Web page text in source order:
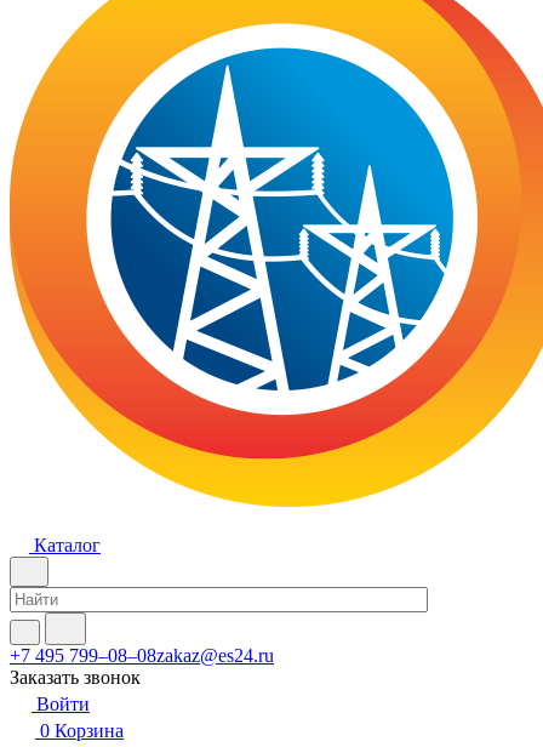
Каталог
+7 495 799–08–08zakaz@es24.ru
Заказать звонок
Войти
0 Корзина